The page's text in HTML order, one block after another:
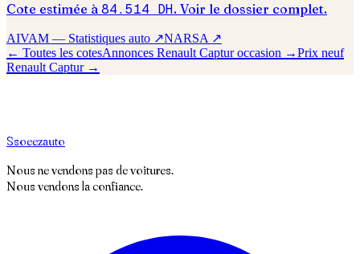
Cote estimée à 84.514 DH. Voir le dossier complet.
AIVAM — Statistiques auto ↗NARSA ↗
← Toutes les cotesAnnonces Renault Capturoccasion →Prix neuf
Renault Captur→
Ssoeezauto
Nous ne vendons pas de voitures.
Nous vendons la confiance.